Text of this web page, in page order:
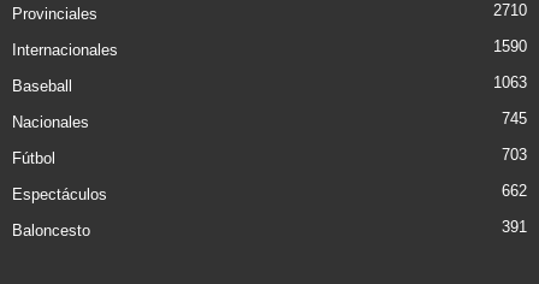
Provinciales 2710
Internacionales 1590
Baseball 1063
Nacionales 745
Fútbol 703
Espectáculos 662
Baloncesto 391